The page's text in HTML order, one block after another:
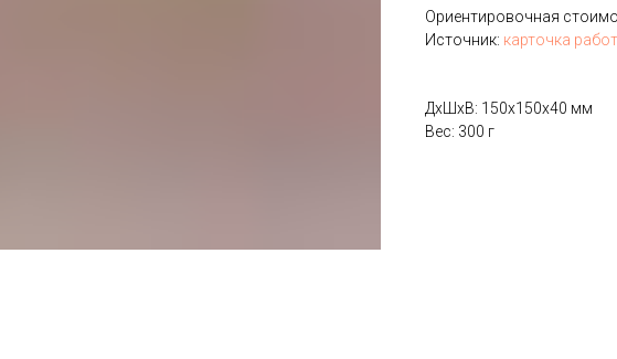
Ориентировочная
Источник: карточка
ДxШxВ: 150x150x40 мм
Вес: 300 г